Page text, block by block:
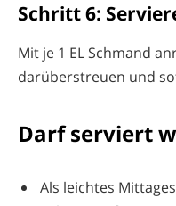
Schritt 6:
Mit je 1 EL Schmand
darüberstreuen und
Darf serviert
Als leichtes